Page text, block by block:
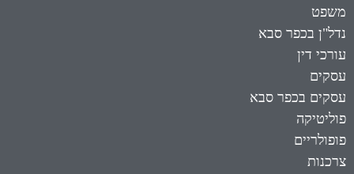
משפט
נדל"ן בכפר סבא
עורכי דין
עסקים
עסקים בכפר סבא
פוליטיקה
פופולריים
צרכנות